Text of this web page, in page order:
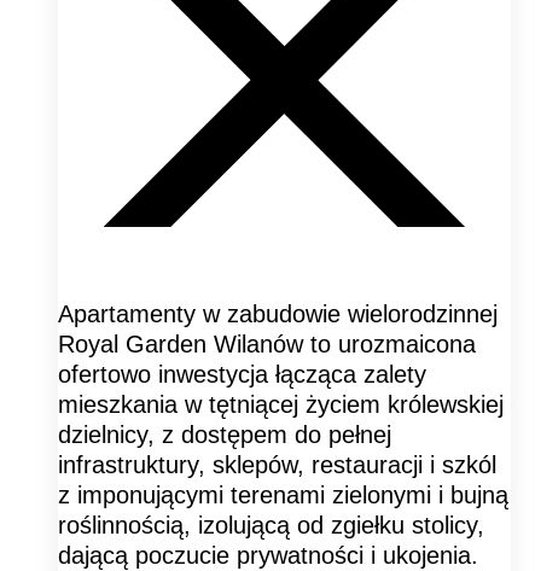
Apartamenty w zabudowie wielorodzinnej
Royal Garden Wilanów to urozmaicona
ofertowo inwestycja łącząca zalety
mieszkania w tętniącej życiem królewskiej
dzielnicy, z dostępem do pełnej
infrastruktury, sklepów, restauracji i szkól
z imponującymi terenami zielonymi i bujną
roślinnością, izolującą od zgiełku stolicy,
dającą poczucie prywatności i ukojenia.